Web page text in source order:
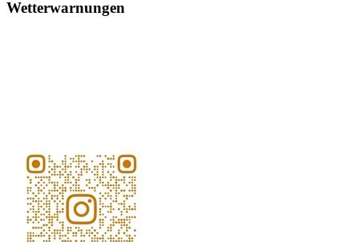
Wetterwarnungen